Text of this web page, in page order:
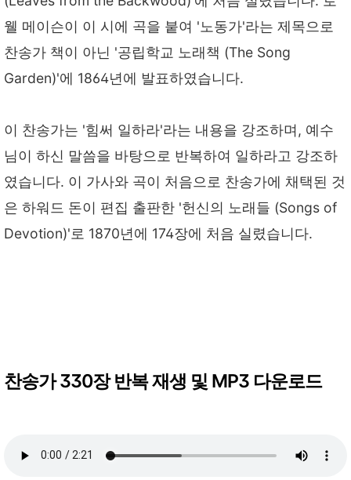
웰 메이슨이 이 시에 곡을 붙여 '노동가'라는 제목으로
찬송가 책이 아닌 '공립학교 노래책 (The Song
Garden)'에 1864년에 발표하였습니다.
이 찬송가는 '힘써 일하라'라는 내용을 강조하며, 예수
님이 하신 말씀을 바탕으로 반복하여 일하라고 강조하
였습니다. 이 가사와 곡이 처음으로 찬송가에 채택된 것
은 하워드 돈이 편집 출판한 '헌신의 노래들 (Songs of
Devotion)'로 1870년에 174장에 처음 실렸습니다.
찬송가 330장 반복 재생 및 MP3 다운로드